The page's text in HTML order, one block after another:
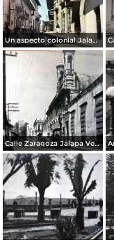
Un aspecto colonial Jalapa Veracruz.
Calle Zaragoza Jalapa Veracruz.